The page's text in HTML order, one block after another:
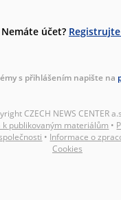
Nemáte účet?
s přihlášením napište na
CZECH NEWS CENTER
publikovaným materiálům •
• Informace o
Cookies